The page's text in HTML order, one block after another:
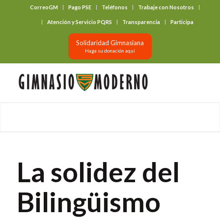
CorreoGM Pago PSE Teléfonos Trabaje con Nosotros
Atención y Servicio PQRS Transparencia Participa
Solidaridad Gimnasiana
Haga su donación aquí
La solidez del
Bilingüismo